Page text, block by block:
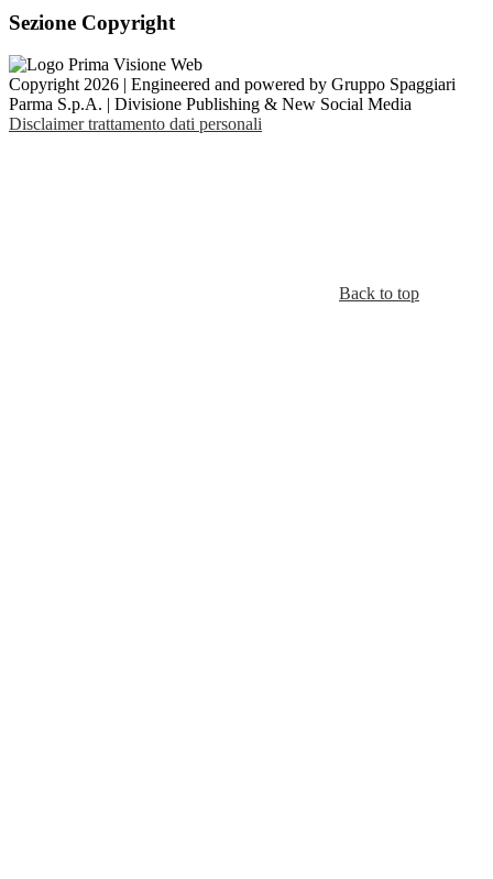
Sezione Copyright
Copyright 2026 | Engineered and powered by Gruppo Spaggiari
Parma S.p.A. | Divisione Publishing & New Social Media
Disclaimer trattamento dati personali
Back to top